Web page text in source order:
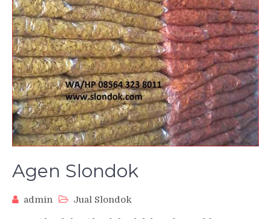
Agen Slondok
admin Jual Slondok